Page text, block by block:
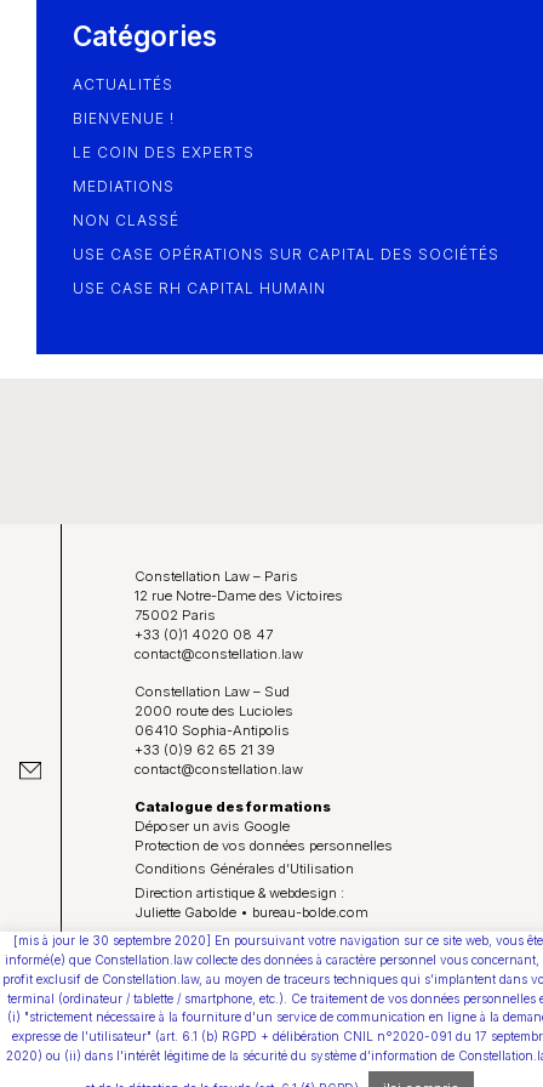
Catégories
ACTUALITÉS
BIENVENUE !
LE COIN DES EXPERTS
MEDIATIONS
NON CLASSÉ
USE CASE OPÉRATIONS SUR CAPITAL DES SOCIÉTÉS
USE CASE RH CAPITAL HUMAIN
Constellation Law – Paris
12 rue Notre-Dame des Victoires
75002 Paris
+33 (0)1 4020 08 47
contact@constellation.law
Constellation Law – Sud
2000 route des Lucioles
06410 Sophia-Antipolis
+33 (0)9 62 65 21 39
contact@constellation.law
Catalogue des formations
Déposer un avis Google
Protection de vos données personnelles
Conditions Générales d’Utilisation
Direction artistique & webdesign :
Juliette Gabolde • bureau-bolde.com
Youtube
[mis à jour le 30 septembre 2020] En poursuivant votre navigation sur ce site web, vous
informé(e) que Constellation.law collecte des données à caractère personnel vous concernant,
profit exclusif de Constellation.law, au moyen de traceurs techniques qui s'implantent dans
terminal (ordinateur / tablette / smartphone, etc.). Ce traitement de vos données personnelles
(i) "strictement nécessaire à la fourniture d'un service de communication en ligne à la
expresse de l'utilisateur" (art. 6.1 (b) RGPD + délibération CNIL n°2020-091 du 17
2020) ou (ii) dans l'intérêt légitime de la sécurité du système d'information de